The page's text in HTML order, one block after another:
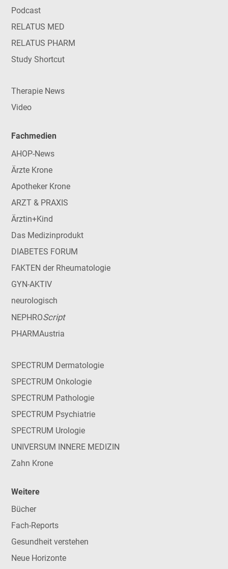
Podcast
RELATUS MED
RELATUS PHARM
Study Shortcut
Therapie News
Video
Fachmedien
AHOP-News
Ärzte Krone
Apotheker Krone
ARZT & PRAXIS
Ärztin+Kind
Das Medizinprodukt
DIABETES FORUM
FAKTEN der Rheumatologie
GYN-AKTIV
neurologisch
NEPHROScript
PHARMAustria
SPECTRUM Dermatologie
SPECTRUM Onkologie
SPECTRUM Pathologie
SPECTRUM Psychiatrie
SPECTRUM Urologie
UNIVERSUM INNERE MEDIZIN
Zahn Krone
Weitere
Bücher
Fach-Reports
Gesundheit verstehen
Neue Horizonte